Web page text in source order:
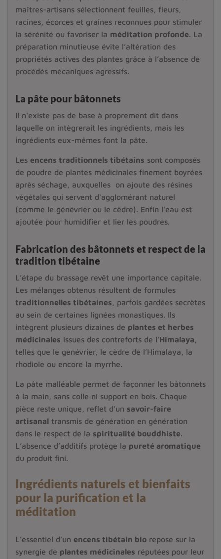
maîtres-artisans sélectionnent feuilles, fleurs,
racines, écorces et graines reconnues pour stimuler
la sérénité ou favoriser la méditation profonde. La
préparation minutieuse évite l’altération des
propriétés actives des plantes grâce à l’absence de
procédés mécaniques agressifs.
La pâte pour bâtonnets
Il n'existe pas de base à proprement dit dans
laquelle on intègrerait les ingrédients, mais les
ingrédients eux-mêmes font la pâte.
Les encens traditionnels tibétains sont composés
de poudre de plantes médicinales finement boyrées
après séchage, auxquelles on ajoute des résines
végétales qui servent d'agglomérant naturel
(comme le génévrier ou le cèdre). Enfin l'eau est
ajoutée pour humidifier et lier les poudres.
Fabrication des bâtonnets et respect de la
tradition tibétaine
L’étape du brassage revêt une importance capitale.
Les mélanges obtenus résultent de formules
traditionnelles tibétaines , parfois gardées secrètes
au sein de certaines lignées monastiques. Ils
intègrent plusieurs dizaines de plantes et herbes
médicinales issues des contreforts de l’Himalaya
telles que le genévrier, le cèdre de l’Himalaya, la
rhodiole ou encore la myrrhe.
La pâte malléable permet de façonner les bâtonnets
à la main, sans colle ni support en bois. Chaque
pièce reste unique, reflet d’un savoir-faire
artisanaltransmis de génération en génération
dans le respect de la spiritualité bouddhiste.
L’absence d’additifs protège la pureté aromatique
du produit fini.
Ingrédients naturels et bienfaits
pour la purification et la
méditation
L’essentiel d’un encens tibétain biorepose sur la
synergie de plantes médicinales réputées pour leur